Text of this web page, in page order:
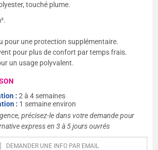
touché plume.
pour une protection supplémentaire.
pour plus de confort par temps frais.
un usage polyvalent.
:2 à 4 semaines
: 1 semaine environ
précisez-le dans votre demande pour
express en 3 à 5 jours ouvrés
DEMANDER UNE INFO PAR EMAIL